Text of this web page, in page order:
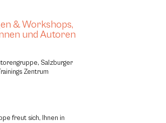
& Workshops,
und Autoren
Salzburger
Zentrum
freut sich, Ihnen in